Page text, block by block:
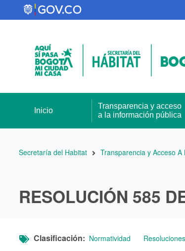
al
Inicio
Transparencia y acceso
a la información pública
Ruta
navegación
Secretaría del Habitat Transparencia y Acceso
RESOLUCIÓN 585
Clasificación Normatividad Resoluciones